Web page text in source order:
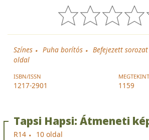
Színes Puha borítós Befejezett sorozat
oldal
ISBN/ISSN
1217-2901 1159
Tapsi Hapsi: Átmeneti
R14
10 oldal